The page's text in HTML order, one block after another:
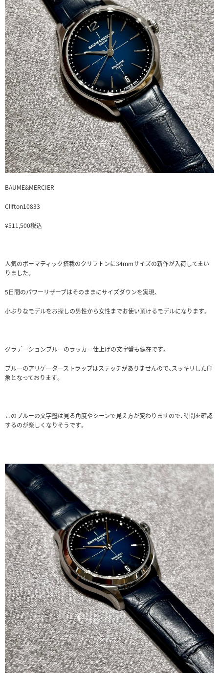
BAUME&MERCIER
Clifton10833
¥511,500税込
人気のボーマティック搭載のクリフトンに34mmサイズの新作が入荷してまい
りました。
5日間のパワーリザーブはそのままにサイズダウンを実現、
小ぶりなモデルをお探しの男性から女性までお使い頂けるモデルになります。
グラデーションブルーのラッカー仕上げの文字盤も健在です。
ブルーのアリゲーターストラップはステッチがありませんので、スッキリした印
象となっております。
このブルーの文字盤は見る角度やシーンで見え方が変わりますので、時間を確認
するのが楽しくなりそうです。